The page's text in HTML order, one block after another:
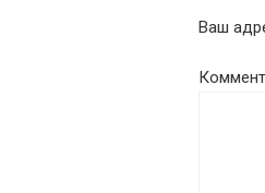
Ваш